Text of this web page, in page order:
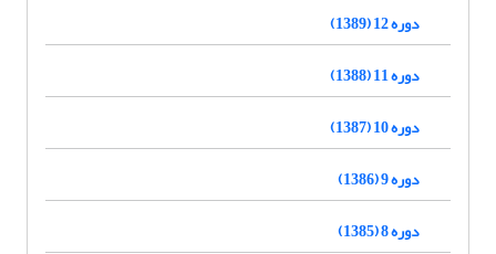
دوره 12 (1389)
دوره 11 (1388)
دوره 10 (1387)
دوره 9 (1386)
دوره 8 (1385)